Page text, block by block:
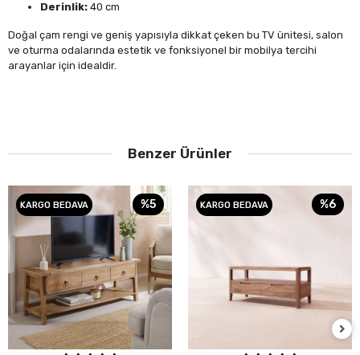
Derinlik: 40 cm
Doğal çam rengi ve geniş yapısıyla dikkat çeken bu TV ünitesi, salon
ve oturma odalarında estetik ve fonksiyonel bir mobilya tercihi
arayanlar için idealdir.
Benzer Ürünler
KARGO BEDAVA %5 KARGO BEDAVA %6